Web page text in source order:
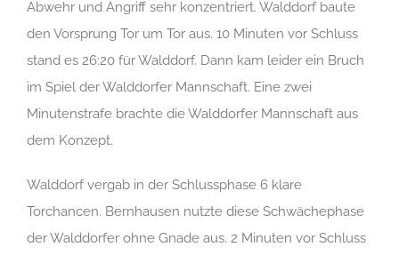
Abwehr und Angriff sehr konzentriert. Walddorf baute
den Vorsprung Tor um Tor aus. 10 Minuten vor Schluss
stand es 26:20 für Walddorf. Dann kam leider ein Bruch
im Spiel der Walddorfer Mannschaft. Eine zwei
Minutenstrafe brachte die Walddorfer Mannschaft aus
dem Konzept.
Walddorf vergab in der Schlussphase 6 klare
Torchancen. Bernhausen nutzte diese Schwächephase
der Walddorfer ohne Gnade aus. 2 Minuten vor Schluss